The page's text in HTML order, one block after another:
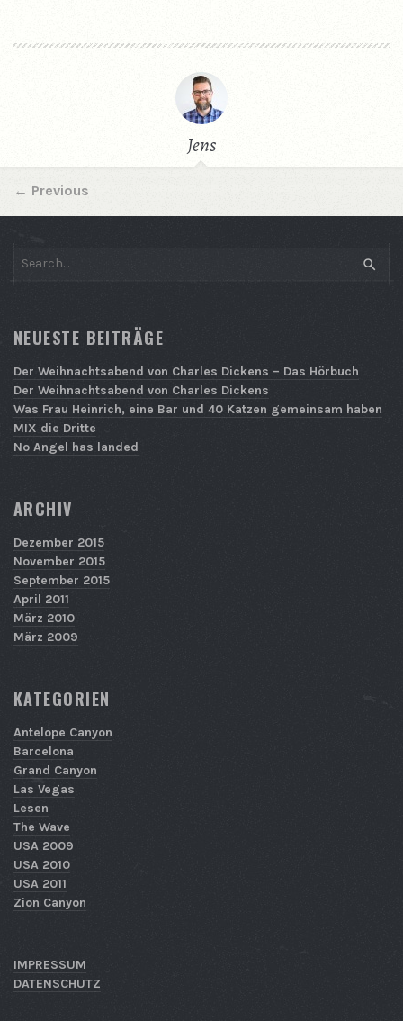
Jens
← Previous
NEUESTE BEITRÄGE
Der Weihnachtsabend von Charles Dickens – Das Hörbuch
Der Weihnachtsabend von Charles Dickens
Was Frau Heinrich, eine Bar und 40 Katzen gemeinsam haben
MIX die Dritte
No Angel has landed
ARCHIV
Dezember 2015
November 2015
September 2015
April 2011
März 2010
März 2009
KATEGORIEN
Antelope Canyon
Barcelona
Grand Canyon
Las Vegas
Lesen
The Wave
USA 2009
USA 2010
USA 2011
Zion Canyon
IMPRESSUM
DATENSCHUTZ